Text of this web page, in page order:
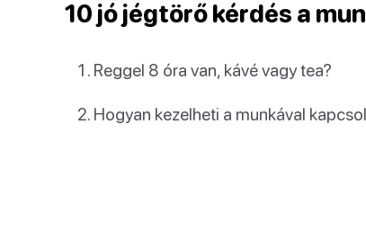
10 jó jégtörő kérdés a
Reggel 8 óra van, kávé vagy tea?
Hogyan kezelheti a munkával